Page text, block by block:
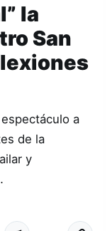
la
San
a
de la
y
Más